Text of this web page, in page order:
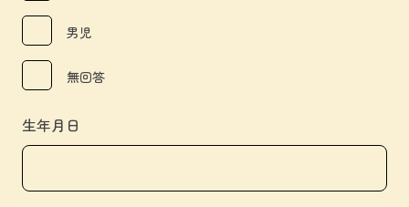
男児
無回答
生年月日